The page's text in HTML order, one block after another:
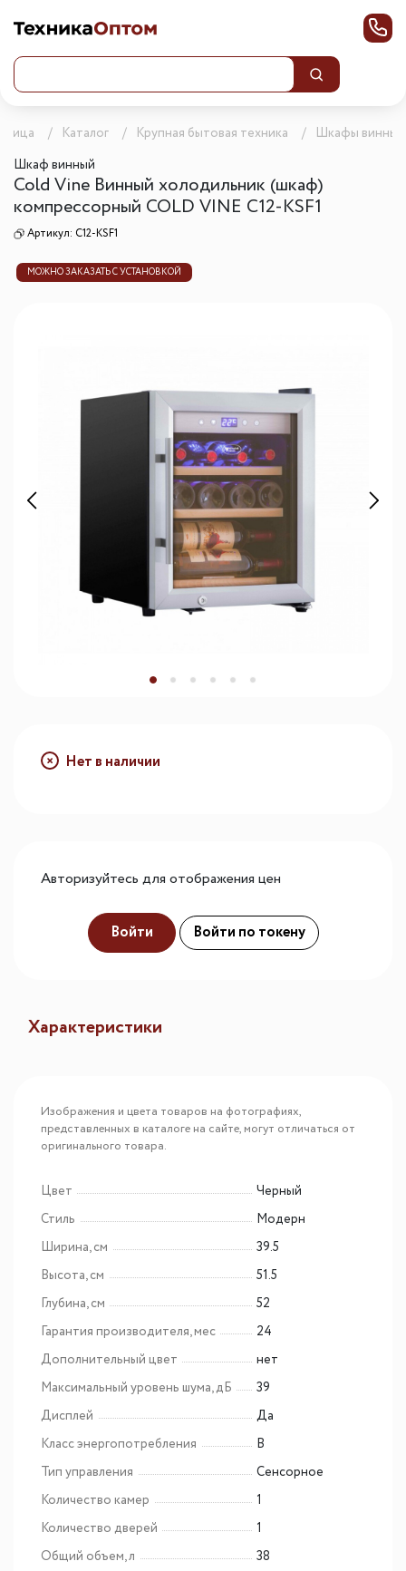
Каталог Крупная бытовая техника
Шкафы винные
Шкаф винный
Cold Vine Винный холодильник (шкаф)
компрессорный COLD VINE С12-КSF1
Артикул: C12-KSF1
МОЖНО ЗАКАЗАТЬ С УСТАНОВКОЙ
Нет в наличии
Авторизуйтесь для отображения цен
Войти Войти по токену
Характеристики
Изображения и цвета товаров на фотографиях,
представленных в каталоге на сайте, могут отличаться от
оригинального товара.
Цвет
Черный
Стиль
Модерн
Ширина, см
39.5
Высота, см
51.5
Глубина, см
52
Гарантия производителя, мес
24
Дополнительный цвет
нет
Максимальный уровень шума, дБ
39
Дисплей
Да
Класс энергопотребления
B
Тип управления
Сенсорное
Количество камер
1
Количество дверей
1
Общий объем, л
38